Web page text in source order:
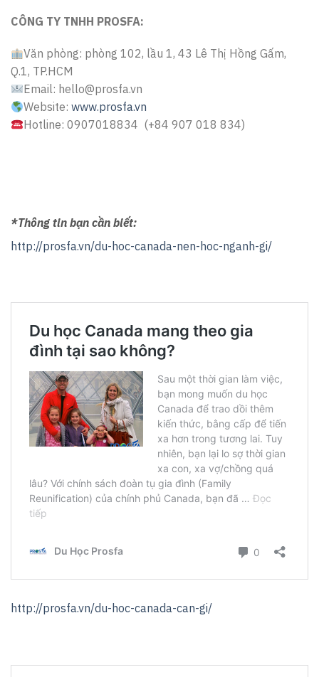
CÔNG TY TNHH PROSFA:
Văn phòng: phòng 102, lầu 1, 43 Lê Thị Hồng Gấm,
Q.1, TP.HCM
Email: hello@prosfa.vn
Website:www.prosfa.vn
Hotline: 0907018834 (+84 907 018 834)
*Thông tin bạn cần biết:
http://prosfa.vn/du-hoc-canada-nen-hoc-nganh-gi/
http://prosfa.vn/du-hoc-canada-can-gi/